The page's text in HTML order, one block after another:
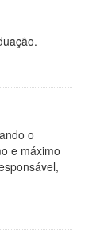
o
e máximo